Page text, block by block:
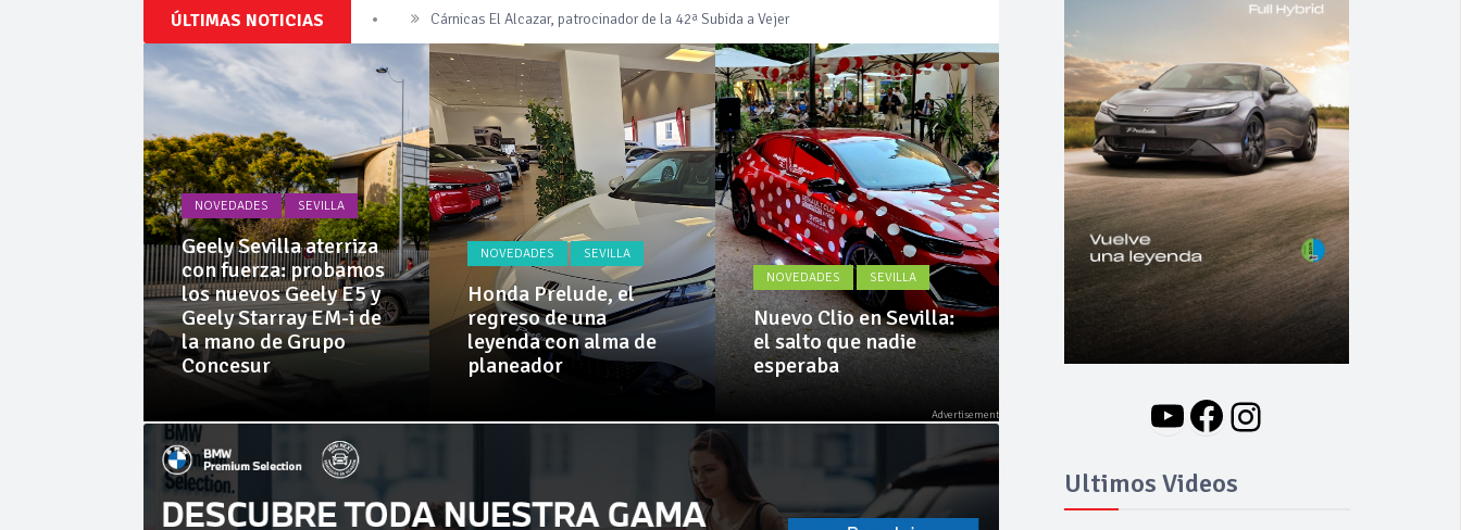
motor,
Novedades,
Actualidad,
Clásicos,
Venta,
Pruebas,
Entrevistas,
Vídeos
y
mucho
más!
ÚLTIMAS NOTICIAS Cárnicas El Alcazar, patrocinador de la 42ª Subida a Vejer
La Junta implementa mejoras en la A381 por Los Barrios
Invercar amplía su flota de vehículos de manos de Cadimar
NOVEDADES SEVILLA
Geely Sevilla aterriza
con fuerza: probamos
los nuevos Geely E5 y
Geely Starray EM-i de
la mano de Grupo
Concesur
NOVEDADES SEVILLA
Honda Prelude, el
regreso de una
leyenda con alma de
planeador
NOVEDADES SEVILLA
Nuevo Clio en Sevilla:
el salto que nadie
esperaba
NOVEDADES
Nuevo BMW i3: Y
finalmente el Serie 3
se hizo eléctrico
YouTube
Facebook
Instagram
Ultimos Videos